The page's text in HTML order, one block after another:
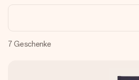
Unsere Geschenke begeistern.
7 Geschenke